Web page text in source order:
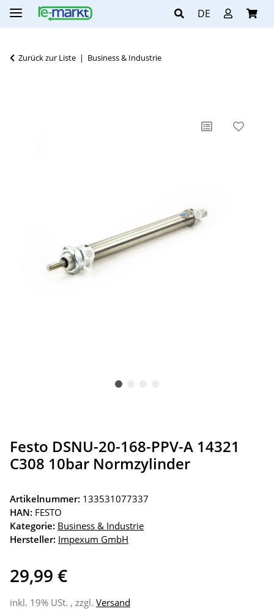
DE
Zurück zur Liste Business & Industrie
Festo DSNU-20-168-PPV-A 14321
C308 10bar Normzylinder
Artikelnummer: 133531077337
HAN: FESTO
Kategorie: Business & Industrie
Hersteller: Impexum GmbH
29,99 €
inkl. 19% USt. , zzgl. Versand